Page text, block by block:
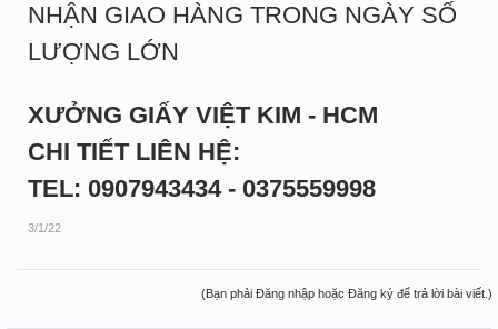
NHẬN GIAO HÀNG TRONG NGÀY SỐ
LƯỢNG LỚN
XƯỞNG GIẤY VIỆT KIM - HCM
CHI TIẾT LIÊN HỆ:
TEL: 0907943434 - 0375559998
3/1/22
(Bạn phải Đăng nhập hoặc Đăng ký để trả lời bài viết.)